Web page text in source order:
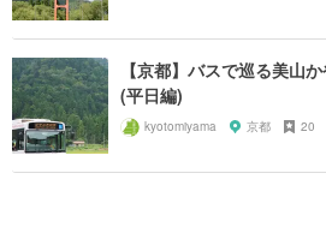
【京都】バスで巡る美山
(平日編)
kyotomiyama 京都 20